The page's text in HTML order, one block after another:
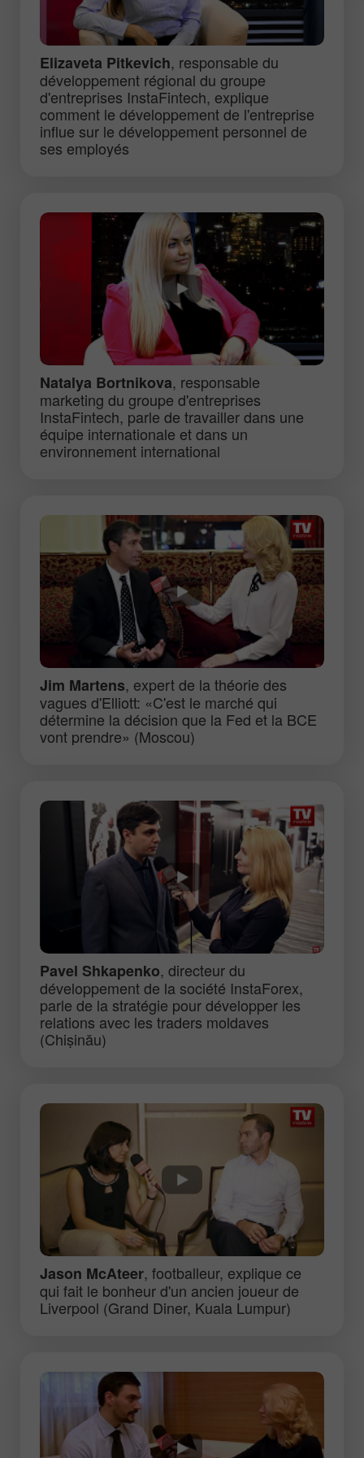
Elizaveta Pitkevich, responsable du
développement régional du groupe
d'entreprises InstaFintech, explique
comment le développement de l'entreprise
influe sur le développement personnel de
ses employés
Natalya Bortnikova, responsable
marketing du groupe d'entreprises
InstaFintech, parle de travailler dans une
équipe internationale et dans un
environnement international
Jim Martens, expert de la théorie des
vagues d'Elliott: «C'est le marché qui
détermine la décision que la Fed et la BCE
vont prendre» (Moscou)
Pavel Shkapenko, directeur du
développement de la société InstaForex,
parle de la stratégie pour développer les
relations avec les traders moldaves
(Chișinău)
Jason McAteer, footballeur, explique ce
qui fait le bonheur d'un ancien joueur de
Liverpool (Grand Diner, Kuala Lumpur)